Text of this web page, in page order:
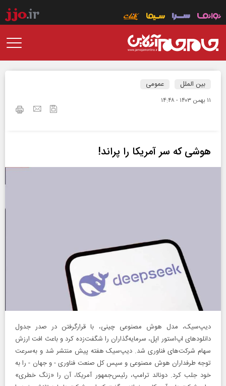
بین الملل عمومی
۱۱ بهمن ۱۴۰۳ - ۱۴:۴۸
هوشی که سر آمریکا را پراند!
دیپ‌سیک، مدل هوش مصنوعی چینی، با قرار‌گرفتن در صدر جدول
دانلودهای اپ‌استور اپل، سرمایه‌گذاران را شگفت‌زده کرد و باعث افت ارزش
سهام‌ شرکت‌های فناوری شد. دیپ‌سیک هفته پیش منتشر شد و به‌‌سرعت
توجه طرفداران هوش مصنوعی و سپس کل صنعت فناوری - و جهان - را به
خود جلب کرد. دونالد ترامپ، رئیس‌جمهور آمریکا، آن را «زنگ خطری»